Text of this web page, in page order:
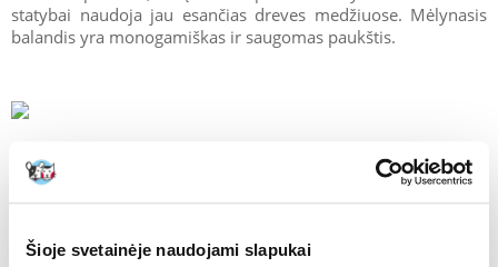
Šioje svetainėje naudojami slapukai
statybai naudoja jau esančias dreves medžiuose. Mėlynasis
balandis yra monogamiškas ir saugomas paukštis.
Balinė geltonžiedė
Kaip atrodo balinė geltonžiedė?